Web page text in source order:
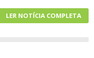
LER NOTÍCIA COMPLETA